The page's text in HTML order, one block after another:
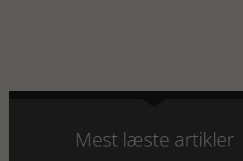
Mest læste artikler